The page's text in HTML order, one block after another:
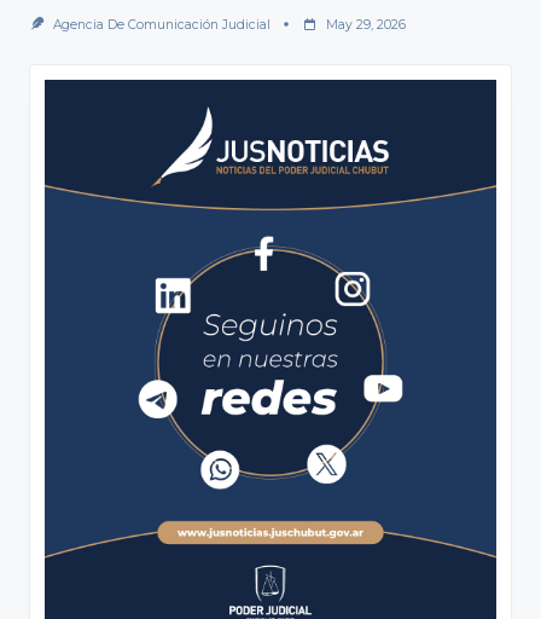
Agencia De Comunicación Judicial May 29, 2026